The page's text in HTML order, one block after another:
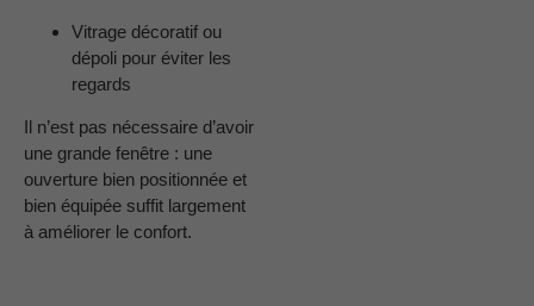
Vitrage décoratif ou
dépoli pour éviter les
regards
Il n’est pas nécessaire d’avoir
une grande fenêtre : une
ouverture bien positionnée et
bien équipée suffit largement
à améliorer le confort.